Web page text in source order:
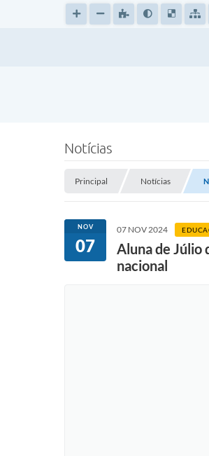
Notícias
Principal Notícias
NOV
07
07 NOV 2024
Aluna de Júlio
nacional